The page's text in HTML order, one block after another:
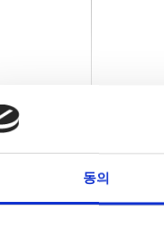
동의